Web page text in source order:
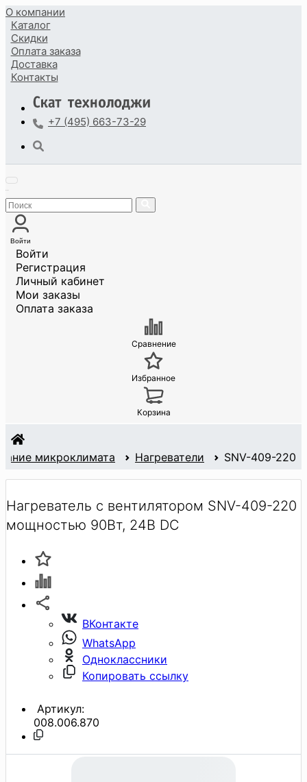
О компании
Каталог
Скидки
Оплата заказа
Доставка
Контакты
+7 (495) 663-73-29
Войти
Войти
Регистрация
Личный кабинет
Мои заказы
Оплата заказа
Сравнение
Избранное
Корзина
микроклимата Нагреватели SNV-409-220
Нагреватель с вентилятором SNV-409-220
мощностью 90Вт, 24В DC
ВКонтакте
WhatsApp
Одноклассники
Копировать ссылку
Артикул:
008.006.870